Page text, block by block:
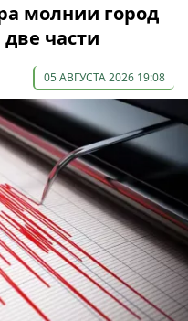
молнии город
части
05 АВГУСТА 2026 19:08